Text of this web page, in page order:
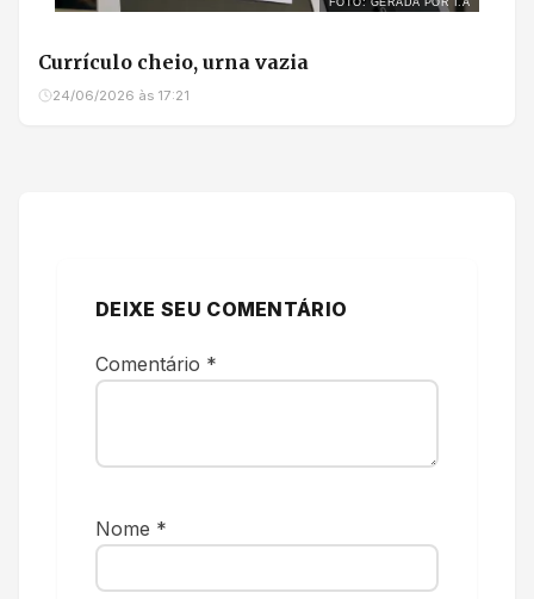
FOTO: GERADA POR I.A
Currículo cheio, urna vazia
24/06/2026 às 17:21
DEIXE SEU COMENTÁRIO
Comentário *
Nome *